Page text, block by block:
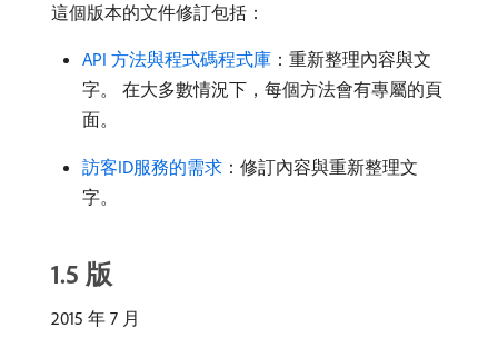
這個版本的文件修訂包括：
API 方法與程式碼程式庫 ：重新整理內容與文
字。 在大多數情況下，每個方法會有專屬的頁
面。
訪客ID服務的需求 ：修訂內容與重新整理文
字。
1.5 版
2015 年 7 月